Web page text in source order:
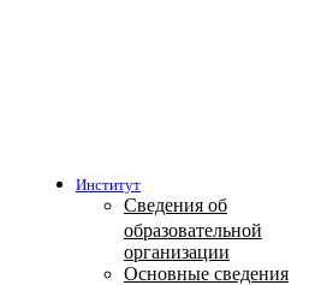
Институт
Сведения об
образовательной
организации
Основные сведения